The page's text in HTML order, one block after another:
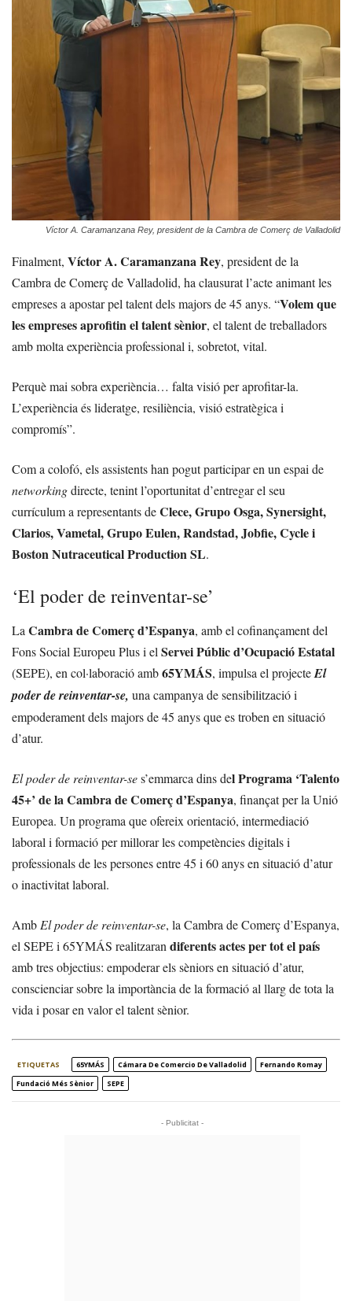
Víctor A. Caramanzana Rey, president de la Cambra de Comerç de Valladolid
Finalment, Víctor A. Caramanzana Rey, president de la
Cambra de Comerç de Valladolid, ha clausurat l’acte animant les
empreses a apostar pel talent dels majors de 45 anys. “Volem que
les empreses aprofitin el talent sènior, el talent de treballadors
amb molta experiència professional i, sobretot, vital.
Perquè mai sobra experiència… falta visió per aprofitar-la.
L’experiència és lideratge, resiliència, visió estratègica i
compromís”.
Com a colofó, els assistents han pogut participar en un espai de
networkingdirecte, tenint l’oportunitat d’entregar el seu
currículum a representants deClece, Grupo Osga, Synersight,
Clarios, Vametal, Grupo Eulen, Randstad, Jobfie, Cycle i
Boston Nutraceutical Production SL.
‘El poder de reinventar-se’
La Cambra de Comerç d’Espanya, amb el cofinançament del
Fons Social Europeu Plus i el Servei Públic d’Ocupació Estatal
(SEPE), en col·laboració amb65YMÁS, impulsa el projecteEl
poder de reinventar-se, una campanya de sensibilització i
empoderament dels majors de 45 anys que es troben en situació
d’atur.
El poder de reinventar-ses’emmarca dins del Programa ‘Talento
45+’ de la Cambra de Comerç d’Espanya, finançat per la Unió
Europea. Un programa que ofereix orientació, intermediació
laboral i formació per millorar les competències digitals i
professionals de les persones entre 45 i 60 anys en situació d’atur
o inactivitat laboral.
Amb El poder de reinventar-se, la Cambra de Comerç d’Espanya,
el SEPE i 65YMÁS realitzaran diferents actes per tot el país
amb tres objectius: empoderar els sèniors en situació d’atur,
conscienciar sobre la importància de la formació al llarg de tota la
vida i posar en valor el talent sènior.
ETIQUETAS 65YMÁS Cámara De Comercio De Valladolid
Fernando Romay
Fundació Més Sènior
SEPE
- Publicitat -